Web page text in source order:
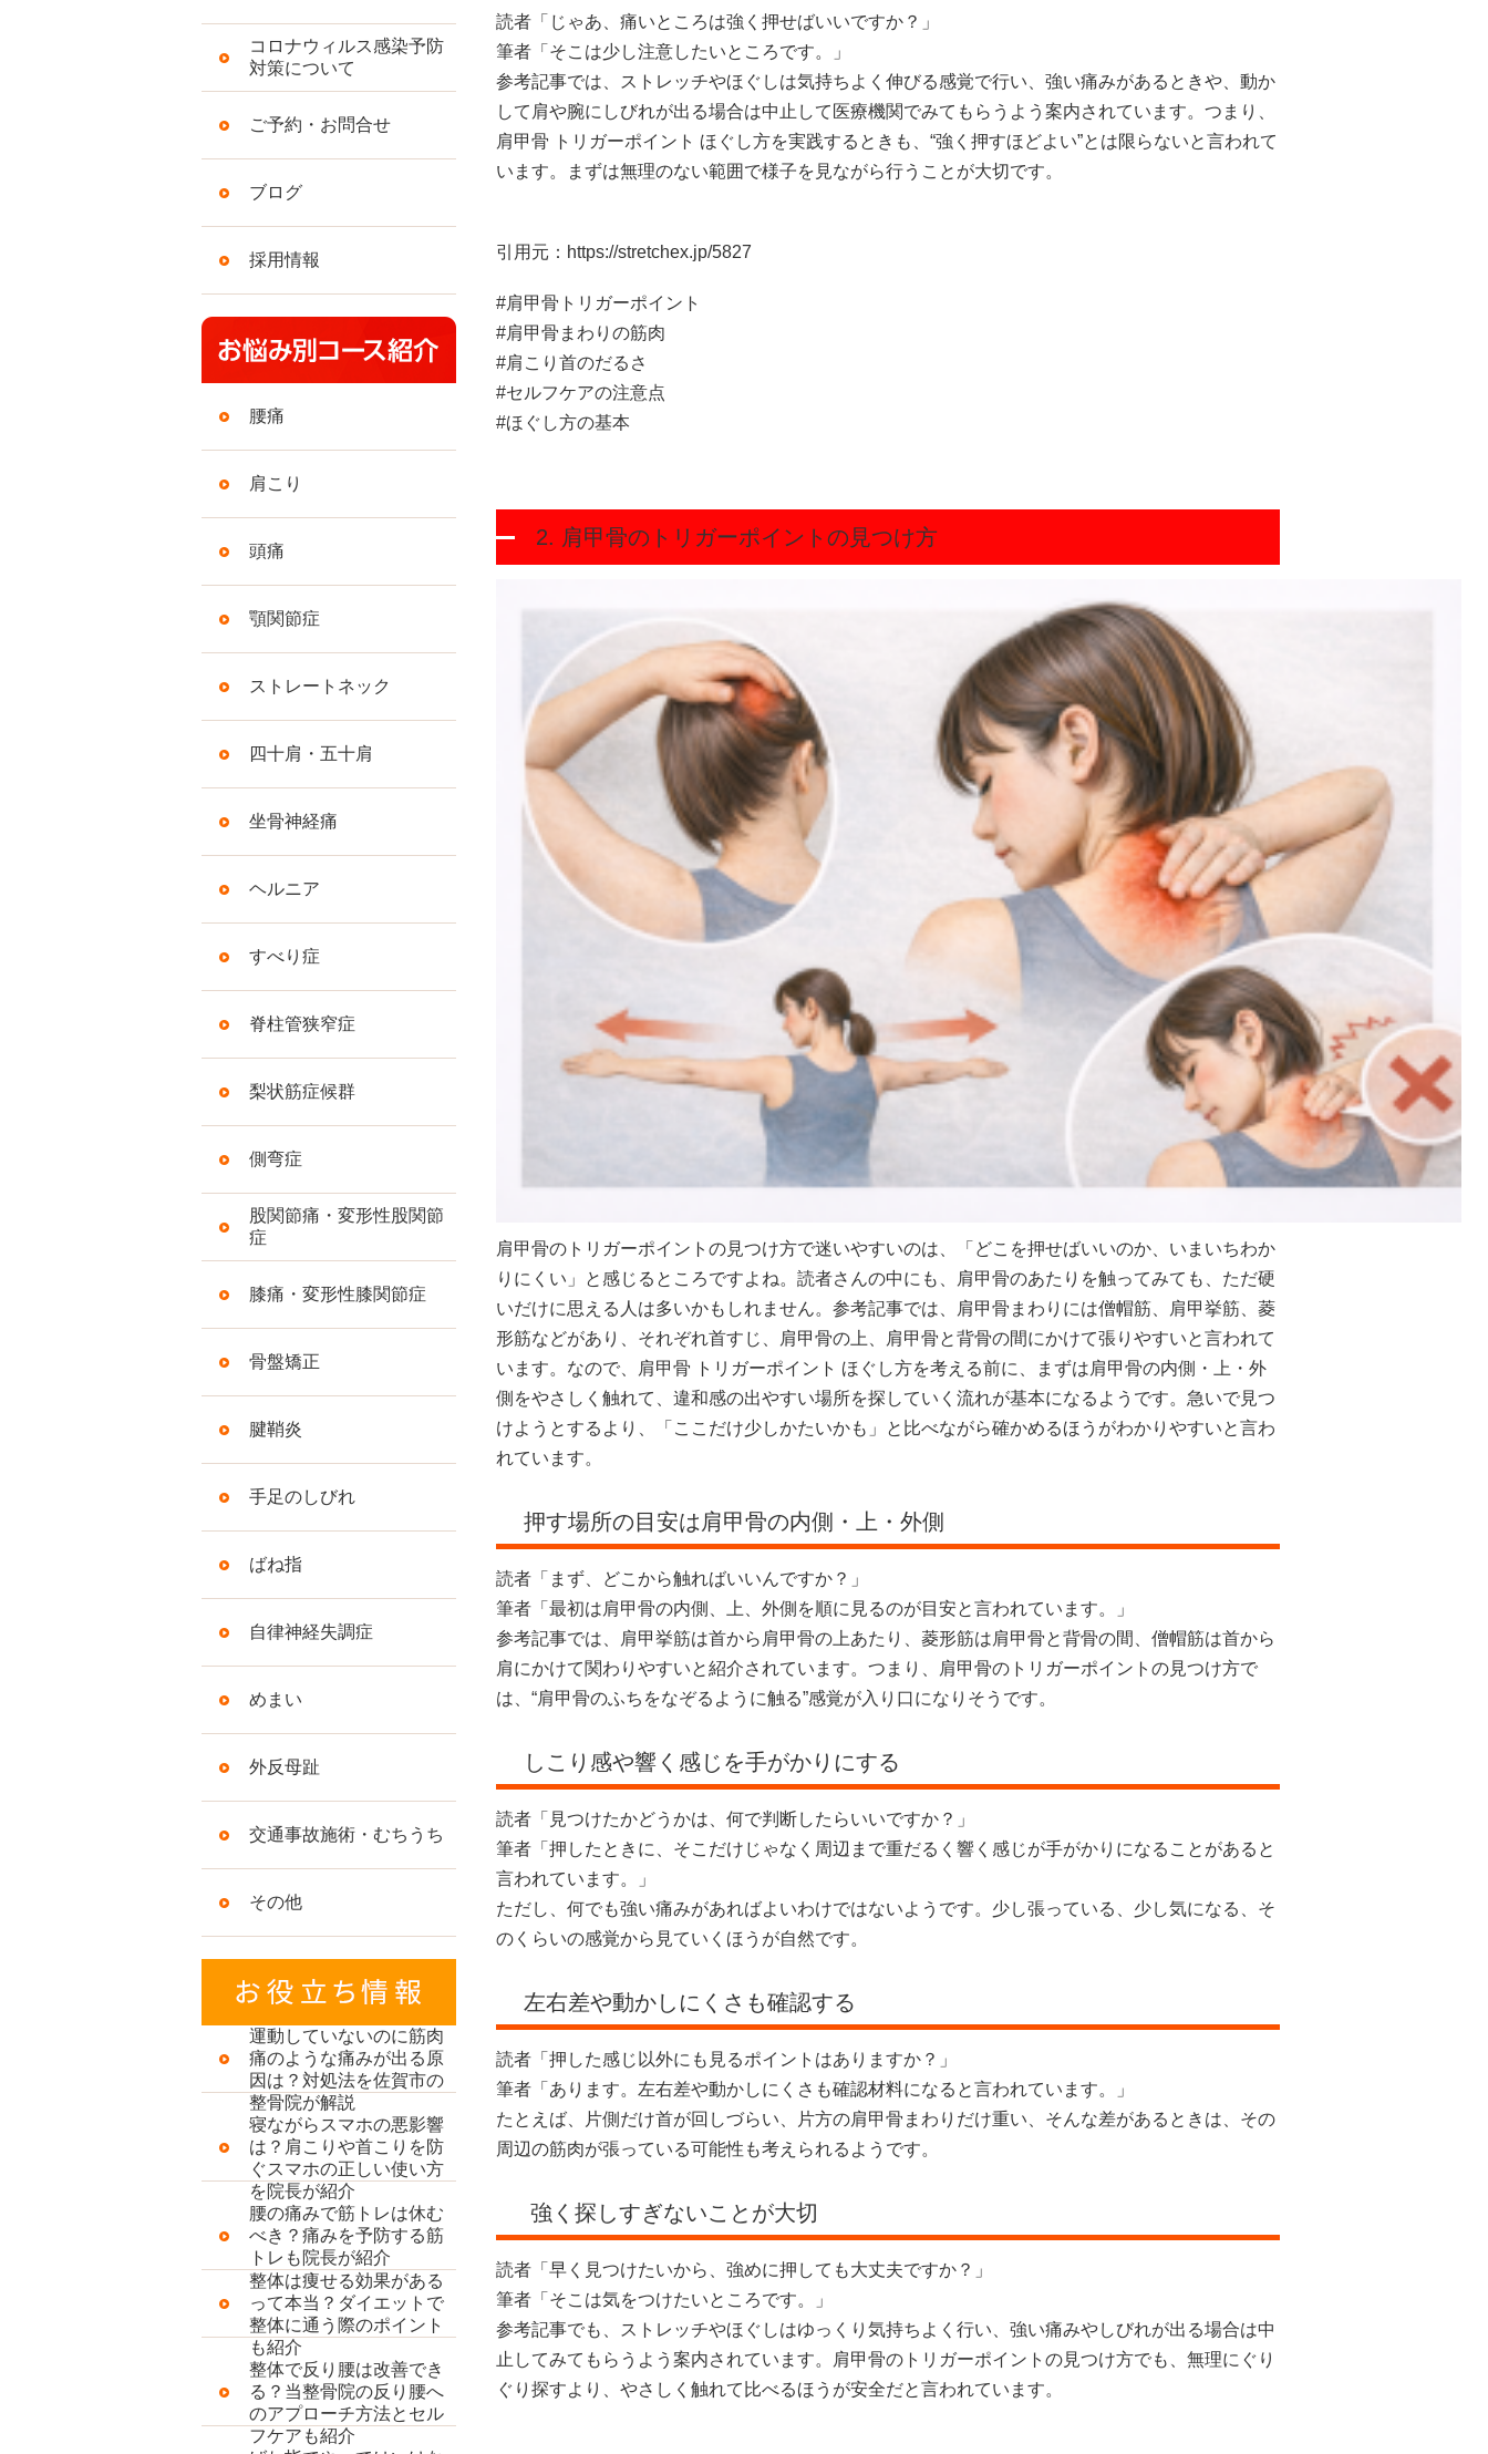
コロナウィルス感染予防
対策について
ご予約・お問合せ
ブログ
採用情報
腰痛
肩こり
頭痛
顎関節症
ストレートネック
四十肩・五十肩
坐骨神経痛
ヘルニア
すべり症
脊柱管狭窄症
梨状筋症候群
側弯症
股関節痛・変形性股関節
症
膝痛・変形性膝関節症
骨盤矯正
腱鞘炎
手足のしびれ
ばね指
自律神経失調症
めまい
外反母趾
交通事故施術・むちうち
その他
運動していないのに筋肉
痛のような痛みが出る原
因は？対処法を佐賀市の
整骨院が解説
寝ながらスマホの悪影響
は？肩こりや首こりを防
ぐスマホの正しい使い方
を院長が紹介
腰の痛みで筋トレは休む
べき？痛みを予防する筋
トレも院長が紹介
整体は痩せる効果がある
って本当？ダイエットで
整体に通う際のポイント
も紹介
整体で反り腰は改善でき
る？当整骨院の反り腰へ
のアプローチ方法とセル
フケアも紹介
読者「じゃあ、痛いところは強く押せばいいですか？」
筆者「そこは少し注意したいところです。」
参考記事では、ストレッチやほぐしは気持ちよく伸びる感覚で行い、強い痛みがあるときや、動か
して肩や腕にしびれが出る場合は中止して医療機関でみてもらうよう案内されています。つまり、
肩甲骨 トリガーポイント ほぐし方を実践するときも、“強く押すほどよい”とは限らないと言われて
います。まずは無理のない範囲で様子を見ながら行うことが大切です。
引用元： https://stretchex.jp/5827
#肩甲骨トリガーポイント
#肩甲骨まわりの筋肉
#肩こり首のだるさ
#セルフケアの注意点
#ほぐし方の基本
2. 肩甲骨のトリガーポイントの見つけ方
肩甲骨のトリガーポイントの見つけ方で迷いやすいのは、「どこを押せばいいのか、いまいちわか
りにくい」と感じるところですよね。読者さんの中にも、肩甲骨のあたりを触ってみても、ただ硬
いだけに思える人は多いかもしれません。参考記事では、肩甲骨まわりには僧帽筋、肩甲挙筋、菱
形筋などがあり、それぞれ首すじ、肩甲骨の上、肩甲骨と背骨の間にかけて張りやすいと言われて
います。なので、肩甲骨 トリガーポイント ほぐし方を考える前に、まずは肩甲骨の内側・上・外
側をやさしく触れて、違和感の出やすい場所を探していく流れが基本になるようです。急いで見つ
けようとするより、「ここだけ少しかたいかも」と比べながら確かめるほうがわかりやすいと言わ
れています。
押す場所の目安は肩甲骨の内側・上・外側
読者「まず、どこから触ればいいんですか？」
筆者「最初は肩甲骨の内側、上、外側を順に見るのが目安と言われています。」
参考記事では、肩甲挙筋は首から肩甲骨の上あたり、菱形筋は肩甲骨と背骨の間、僧帽筋は首から
肩にかけて関わりやすいと紹介されています。つまり、肩甲骨のトリガーポイントの見つけ方で
は、“肩甲骨のふちをなぞるように触る”感覚が入り口になりそうです。
しこり感や響く感じを手がかりにする
読者「見つけたかどうかは、何で判断したらいいですか？」
筆者「押したときに、そこだけじゃなく周辺まで重だるく響く感じが手がかりになることがあると
言われています。」
ただし、何でも強い痛みがあればよいわけではないようです。少し張っている、少し気になる、そ
のくらいの感覚から見ていくほうが自然です。
左右差や動かしにくさも確認する
読者「押した感じ以外にも見るポイントはありますか？」
筆者「あります。左右差や動かしにくさも確認材料になると言われています。」
たとえば、片側だけ首が回しづらい、片方の肩甲骨まわりだけ重い、そんな差があるときは、その
周辺の筋肉が張っている可能性も考えられるようです。
強く探しすぎないことが大切
読者「早く見つけたいから、強めに押しても大丈夫ですか？」
筆者「そこは気をつけたいところです。」
参考記事でも、ストレッチやほぐしはゆっくり気持ちよく行い、強い痛みやしびれが出る場合は中
止してみてもらうよう案内されています。肩甲骨のトリガーポイントの見つけ方でも、無理にぐり
ぐり探すより、やさしく触れて比べるほうが安全だと言われています。